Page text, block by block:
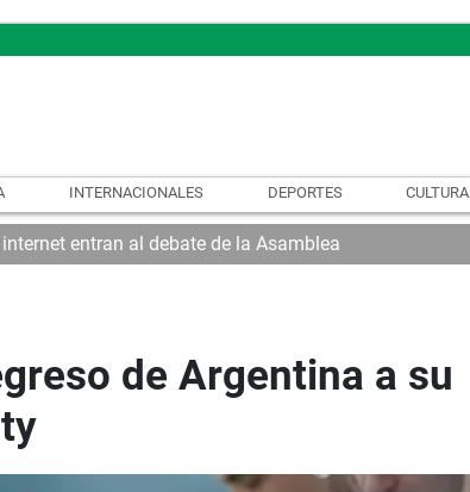
INTERNACIONALES DEPORTES CULTURA
entran al debate de la Asamblea
de Argentina a su